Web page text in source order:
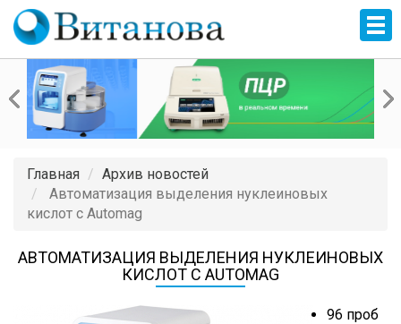
Главная
Архив новостей
Автоматизация выделения нуклеиновых
кислот с Automag
АВТОМАТИЗАЦИЯ ВЫДЕЛЕНИЯ НУКЛЕИНОВЫХ
КИСЛОТ С AUTOMAG
96 проб